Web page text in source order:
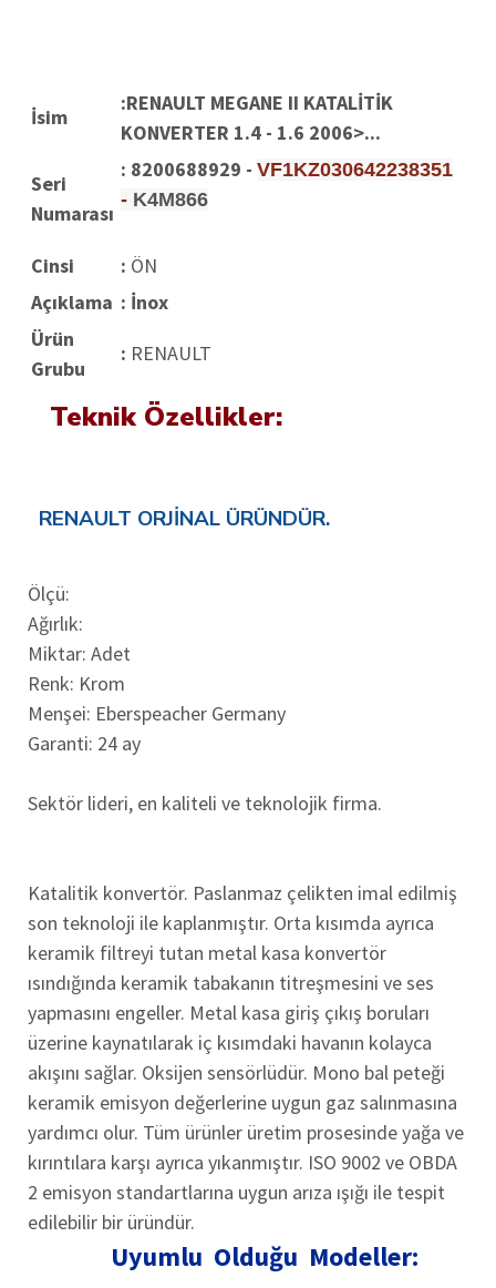
İsim
:RENAULT MEGANE II KATALİTİK
KONVERTER 1.4 - 1.6 2006>...
Seri
Numarası
: 8200688929 - VF1KZ030642238351
- K4M866
Cinsi : ÖN
Açıklama : İnox
Ürün
Grubu
: RENAULT
Teknik Özellikler:
RENAULT ORJİNAL ÜRÜNDÜR.
Ölçü:
Ağırlık:
Miktar: Adet
Renk: Krom
Menşei: Eberspeacher Germany
Garanti: 24 ay
Sektör lideri, en kaliteli ve teknolojik firma.
Katalitik konvertör. Paslanmaz çelikten imal edilmiş
son teknoloji ile kaplanmıştır. Orta kısımda ayrıca
keramik filtreyi tutan metal kasa konvertör
ısındığında keramik tabakanın titreşmesini ve ses
yapmasını engeller. Metal kasa giriş çıkış boruları
üzerine kaynatılarak iç kısımdaki havanın kolayca
akışını sağlar. Oksijen sensörlüdür. Mono bal peteği
keramik emisyon değerlerine uygun gaz salınmasına
yardımcı olur. Tüm ürünler üretim prosesinde yağa ve
kırıntılara karşı ayrıca yıkanmıştır. ISO 9002 ve OBDA
2 emisyon standartlarına uygun arıza ışığı ile tespit
edilebilir bir üründür.
Uyumlu Olduğu Modeller: